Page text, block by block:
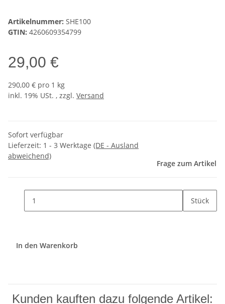
Artikelnummer: SHE100
GTIN: 4260609354799
29,00 €
290,00 € pro 1 kg
inkl. 19% USt. , zzgl. Versand
Sofort verfügbar
Lieferzeit: 1 - 3 Werktage (DE - Ausland
abweichend)
Frage zum Artikel
Stück
In den Warenkorb
Kunden kauften dazu folgende Artikel: